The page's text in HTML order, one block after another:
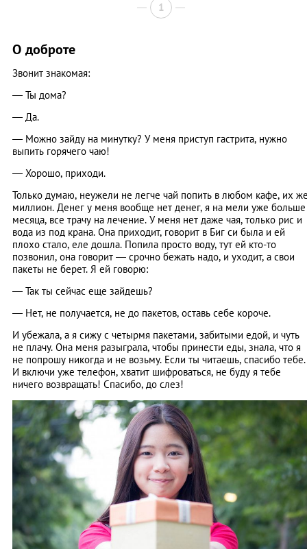
1
О доброте
Звонит знакомая:
— Ты дома?
— Да.
— Можно зайду на минутку? У меня приступ гастрита, нужно
выпить горячего чаю!
— Хорошо, приходи.
Только думаю, неужели не легче чай попить в любом кафе, их
миллион. Денег у меня вообще нет денег, я на мели уже больше
месяца, все трачу на лечение. У меня нет даже чая, только рис и
вода из под крана. Она приходит, говорит в Биг си была и ей
плохо стало, еле дошла. Попила просто воду, тут ей кто-то
позвонил, она говорит — срочно бежать надо, и уходит, а свои
пакеты не берет. Я ей говорю:
— Так ты сейчас еще зайдешь?
— Нет, не получается, не до пакетов, оставь себе короче.
И убежала, а я сижу с четырмя пакетами, забитыми едой, и чуть
не плачу. Она меня разыграла, чтобы принести еды, знала, что я
не попрошу никогда и не возьму. Если ты читаешь, спасибо тебе.
И включи уже телефон, хватит шифроваться, не буду я тебе
ничего возвращать! Спасибо, до слез!